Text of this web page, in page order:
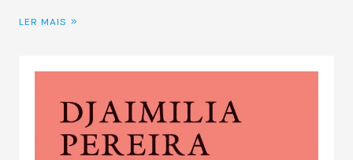
LER MAIS